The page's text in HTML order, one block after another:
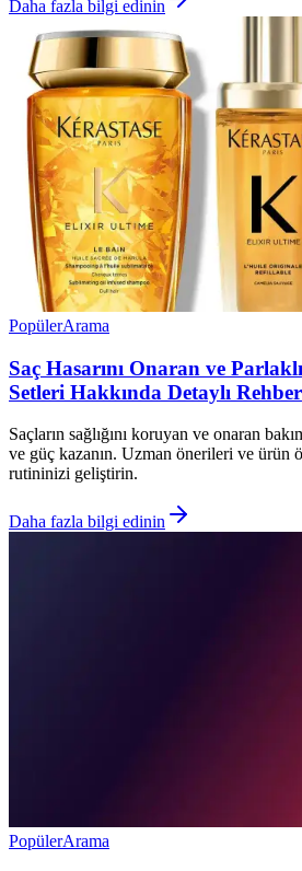
Daha fazla bilgi edinin
PopülerArama
Saç Hasarını Onaran ve
Setleri Hakkında Detaylı Rehber
Saçların sağlığını koruyan ve onaran
ve güç kazanın. Uzman önerileri ve ürün
rutininizi geliştirin.
Daha fazla bilgi edinin
PopülerArama